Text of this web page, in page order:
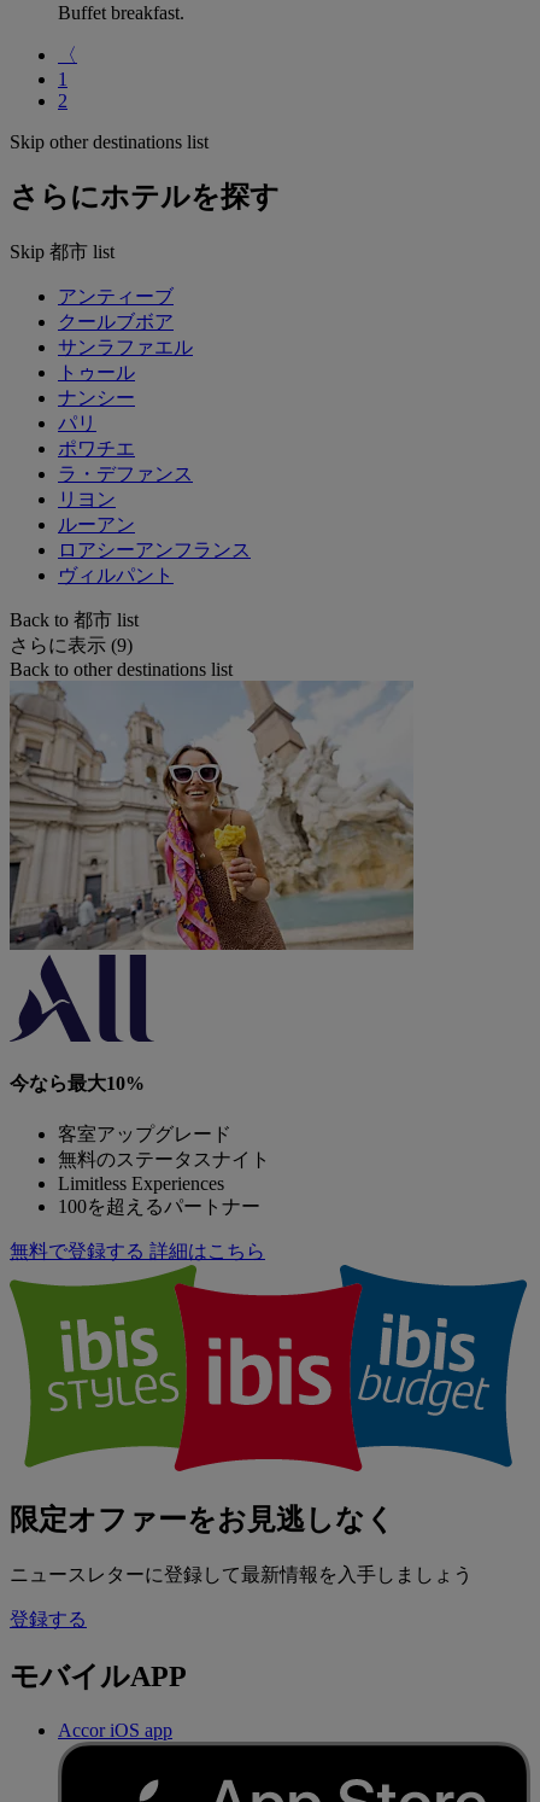
Buffet breakfast.
〈
1
2
Skip other destinations list
さらにホテルを探す
Skip 都市 list
アンティーブ
クールブボア
サンラファエル
トゥール
ナンシー
パリ
ポワチエ
ラ・デファンス
リヨン
ルーアン
ロアシーアンフランス
ヴィルパント
Back to 都市 list
さらに表示 (9)
Back to other destinations list
今なら最大10%
客室アップグレード
無料のステータスナイト
Limitless Experiences
100を超えるパートナー
無料で登録する 詳細はこちら
限定オファーをお見逃しなく
ニュースレターに登録して最新情報を入手しましょう
登録する
モバイルAPP
Accor iOS app